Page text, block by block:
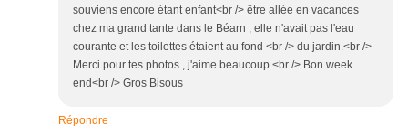
souviens encore étant enfant<br /> être allée en vacances
chez ma grand tante dans le Béarn , elle n'avait pas l'eau
courante et les toilettes étaient au fond <br /> du jardin.<br />
Merci pour tes photos , j'aime beaucoup.<br /> Bon week
end<br /> Gros Bisous
Répondre